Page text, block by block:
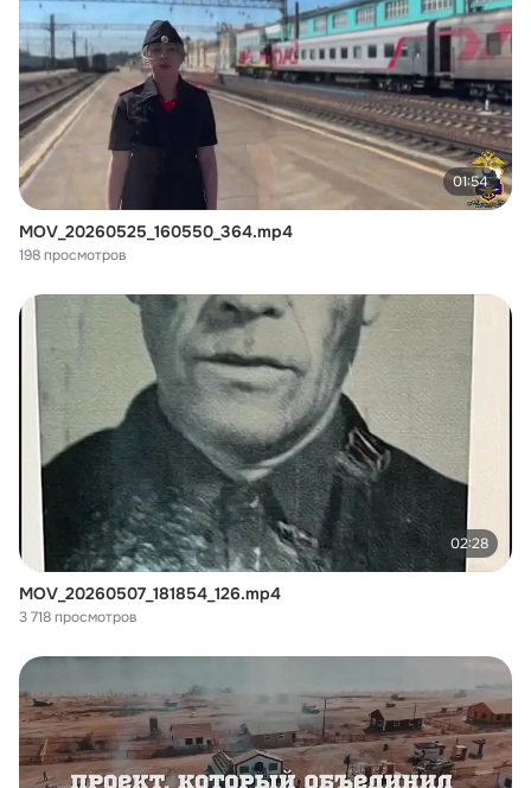
01:54
MOV_20260525_160550_364.mp4
198 просмотров
02:28
MOV_20260507_181854_126.mp4
3 718 просмотров